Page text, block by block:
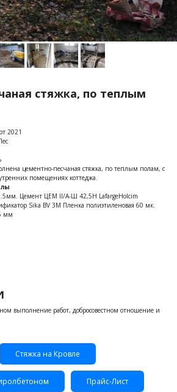
стяжка, по теплым
2021
цементно-песчаная стяжка, по теплым полам, с
помещениях коттеджа.
Цемент ЦЕМ II/A-Ш 42,5Н LafargeHolcim
Sika BV 3M Пленка полиэтиленовая 60 мк.
мм
выполнение работ, добросовестном отношение и
Стяжка на Кровле
Прайс-Лист